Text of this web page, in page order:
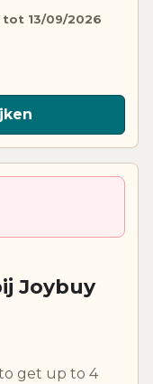
tot 13/09/2026
Joybuy
get up to 4